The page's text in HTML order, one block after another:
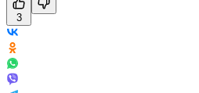
3